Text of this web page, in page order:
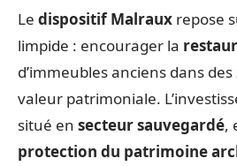
Le dispositif Malraux repose
limpide : encourager la
d’immeubles anciens dans
valeur patrimoniale.
situé en secteur sauvegardé,
protection du patrimoine